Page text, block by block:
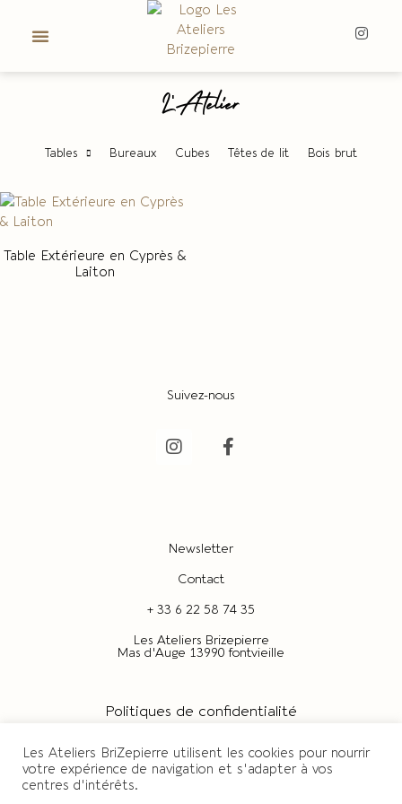
L'Atelier
Tables Bureaux Cubes Têtes de lit Bois brut
Table Extérieure en Cyprès &
Laiton
Suivez-nous
Newsletter
Contact
+ 33 6 22 58 74 35
Les Ateliers Brizepierre
Mas d'Auge 13990 fontvieille
Politiques de confidentialité
CGV
Les Ateliers BriZepierre utilisent les cookies pour nourrir
votre expérience de navigation et s'adapter à vos
centres d'intérêts.